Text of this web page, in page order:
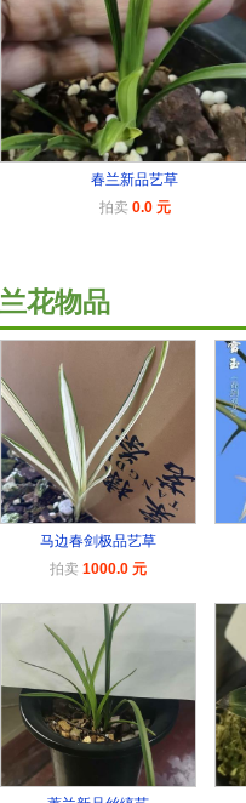
春兰新品艺草
拍卖 0.0 元
兰花物品
马边春剑极品艺草
拍卖 1000.0 元